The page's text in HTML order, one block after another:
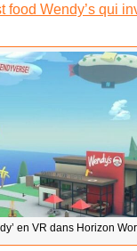
food Wendy’s qui
en VR dans Horizon